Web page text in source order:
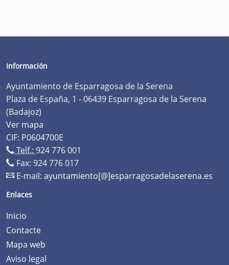
Información
Ayuntamiento de Esparragosa de la Serena
Plaza de España, 1 - 06439 Esparragosa de la Serena
(Badajoz)
Ver mapa
CIF: P0604700E
Telf.: 924 776 001
Fax: 924 776 017
E-mail: ayuntamiento[@]esparragosadelaserena.es
Enlaces
Inicio
Contacte
Mapa web
Aviso legal